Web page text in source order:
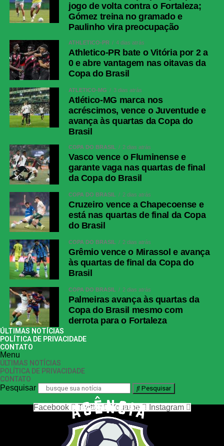
jogo de volta contra o Fortaleza;
Gómez treina no gramado e
Paulinho vira preocupação
ATHLETICO-PR 4 dias atrás
Athletico-PR bate o Vitória por 2 a
0 e abre vantagem nas oitavas da
Copa do Brasil
ATLÉTICO-MG 3 dias atrás
Atlético-MG marca nos
acréscimos, vence o Juventude e
avança às quartas da Copa do
Brasil
COPA DO BRASIL 2 dias atrás
Vasco vence o Fluminense e
garante vaga nas quartas de final
da Copa do Brasil
COPA DO BRASIL 2 dias atrás
Cruzeiro vence a Chapecoense e
está nas quartas de final da Copa
do Brasil
COPA DO BRASIL 2 dias atrás
Grêmio vence o Mirassol e avança
às quartas de final da Copa do
Brasil
COPA DO BRASIL 2 dias atrás
Palmeiras avança às quartas da
Copa do Brasil mesmo com
derrota para o Fortaleza
ÚLTIMAS NOTÍCIAS
POLÍTICA DE PRIVACIDADE
CONTATO
Menu
ÚLTIMAS NOTÍCIAS
POLÍTICA DE PRIVACIDADE
CONTATO
Pesquisar Pesquisar
nos siga nas redes sociais
Facebook Twitter Youtube Instagram